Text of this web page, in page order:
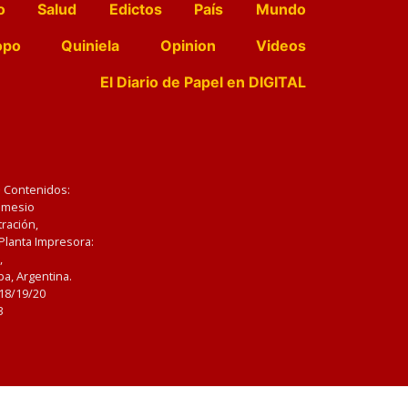
Salud Edictos País
Mundo
Quiniela Opinion
Videos
El Diario de Papel en DIGITAL
Impresora:
Argentina.
19/20